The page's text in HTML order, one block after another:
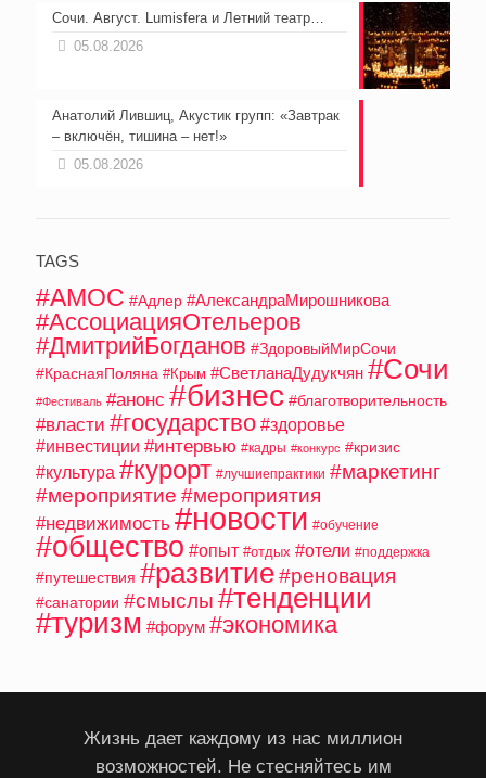
Сочи. Август. Lumisfera и Летний театр…
05.08.2026
Анатолий Лившиц, Акустик групп: «Завтрак
– включён, тишина – нет!»
05.08.2026
TAGS
#АМОС #Адлер #АлександраМирошникова
#АссоциацияОтельеров
#ДмитрийБогданов #ЗдоровыйМирСочи
#КраснаяПоляна #Крым #СветланаДудукчян #Сочи
#Фестиваль #анонс #бизнес #благотворительность
#власти #государство #здоровье
#инвестиции #интервью #кадры #конкурс #кризис
#культура #курорт #лучшиепрактики #маркетинг
#мероприятие #мероприятия
#недвижимость #новости #обучение
#общество #опыт #отдых #отели #поддержка
#путешествия #развитие#реновация
#санатории #смыслы #тенденции
#туризм #форум #экономика
Жизнь дает каждому из нас миллион
возможностей. Не стесняйтесь им